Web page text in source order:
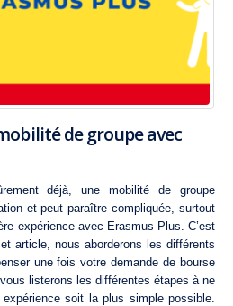
de groupe avec
déjà, une mobilité de groupe
et peut paraître compliquée, surtout
expérience avec Erasmus Plus. C’est
article, nous aborderons les différents
une fois votre demande de bourse
listerons les différentes étapes à ne
soit la plus simple possible.